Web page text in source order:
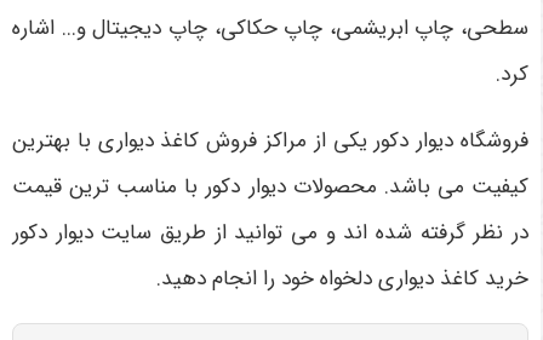
سطحی، چاپ ابریشمی، چاپ حکاکی، چاپ دیجیتال و... اشاره
کرد.
فروشگاه دیوار دکور یکی از مراکز فروش کاغذ دیواری با بهترین
کیفیت می باشد. محصولات دیوار دکور با مناسب ترین قیمت
در نظر گرفته شده اند و می توانید از طریق سایت دیوار دکور
خرید کاغذ دیواری دلخواه خود را انجام دهید.